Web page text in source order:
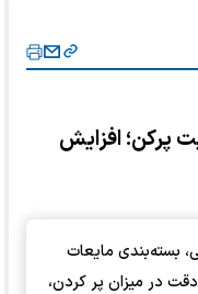
پرکن؛ افزایش
بسته‌بندی مایعات
در میزان پر کردن،